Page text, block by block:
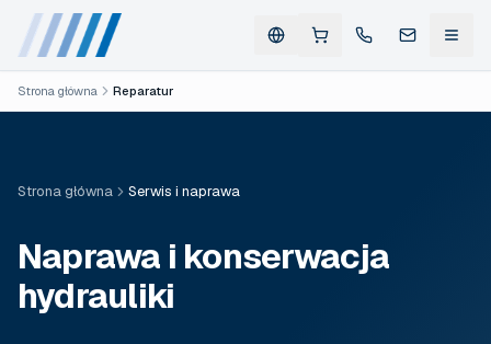
Strona główna Reparatur
Strona główna Serwis i naprawa
Naprawa i konserwacja
hydrauliki